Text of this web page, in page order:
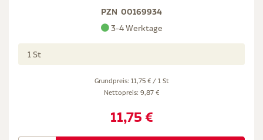
PZN 00169934
3-4 Werktage
1 St
Grundpreis: 11,75 € / 1 St
Nettopreis: 9,87 €
11,75 €